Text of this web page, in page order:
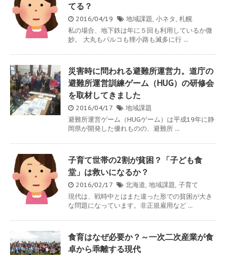
てる？
2016/04/19 地域課題, 小ネタ, 札幌
私の場合、地下鉄は年に５回も利用しているか微
妙。 大丸もパルコも狸小路も滅多に行 ...
災害時に問われる避難所運営力。道庁の
避難所運営訓練ゲーム（HUG）の研修会
を取材してきました
2016/04/17
地域課題
避難所運営ゲーム（HUGゲーム）は平成19年に静
岡県が開発した優れものの、避難所 ...
子育て世帯の2割が貧困？「子ども食
堂」は救いになるか？
2016/02/17 北海道, 地域課題, 子育て
現代は、戦時中とはまた違った形での貧困が大き
な問題になっています。非正規雇用など ...
食育はなぜ必要か？～一次二次産業が食
卓から乖離する現代